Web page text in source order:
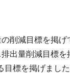
削減目標を掲
出量削減目標
標を掲げまし